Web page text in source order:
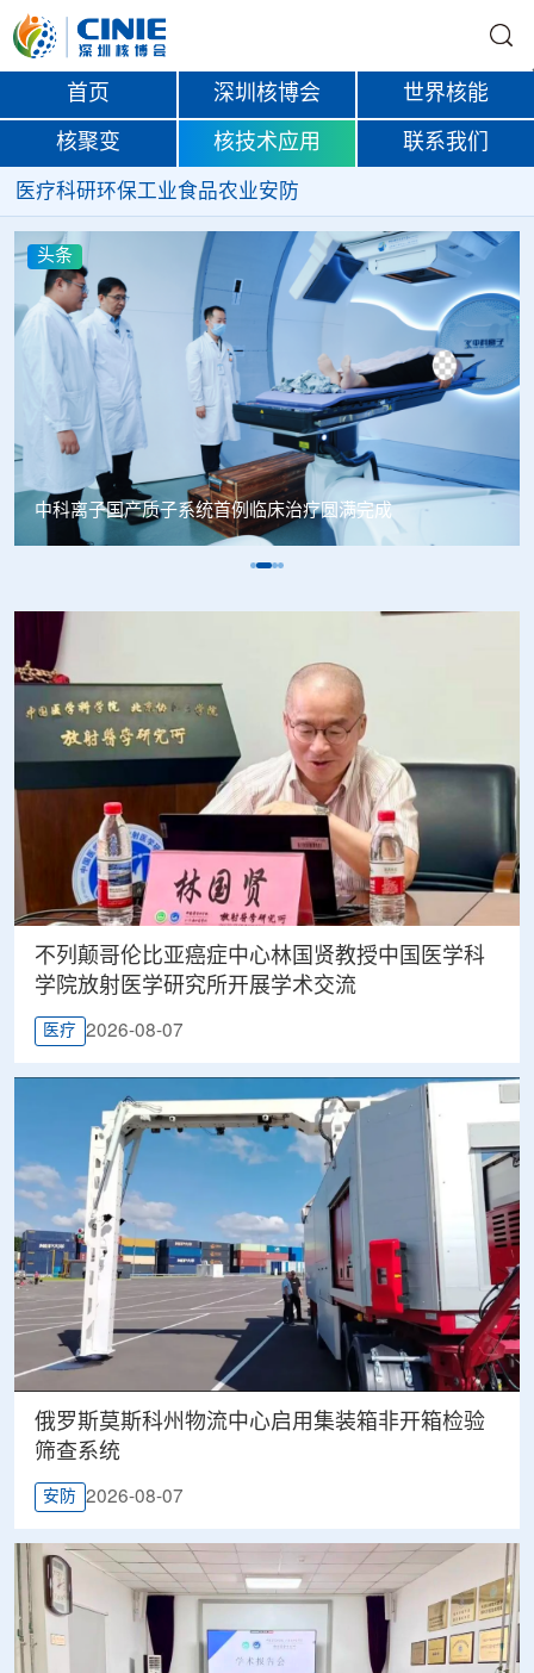
首页 深圳核博会 世界核能
核聚变 核技术应用 联系我们
医疗科研环保工业食品农业安防
头条
韩国忠清北道上半年农水产品放射性检测结果达标
不列颠哥伦比亚癌症中心林国贤教授中国医学科
学院放射医学研究所开展学术交流
医疗 2026-08-07
俄罗斯莫斯科州物流中心启用集装箱非开箱检验
筛查系统
安防 2026-08-07